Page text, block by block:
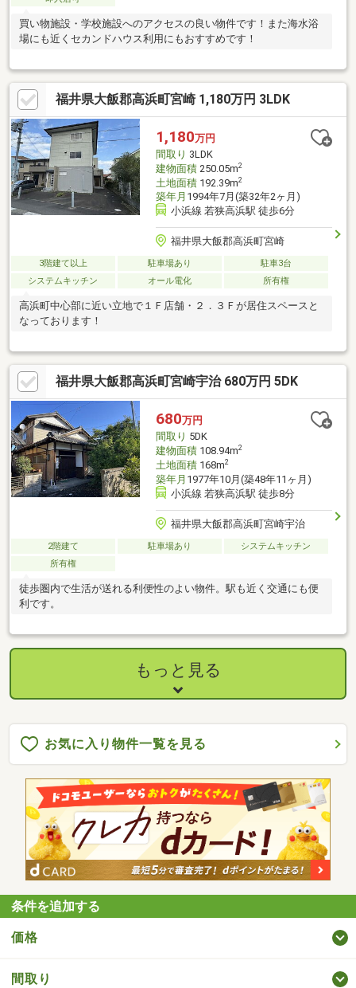
買い物施設・学校施設へのアクセスの良い物件です！また海水浴
場にも近くセカンドハウス利用にもおすすめです！
福井県大飯郡高浜町宮崎 1,180万円 3LDK
1,180万円
間取り 3LDK
建物面積250.05m2
土地面積192.39m2
築年月 1994年7月(築32年2ヶ月)
小浜線 若狭高浜駅 徒歩6分
福井県大飯郡高浜町宮崎
3階建て以上 駐車場あり
駐車3台
システムキッチン
オール電化 所有権
高浜町中心部に近い立地で１Ｆ店舗・２．３Ｆが居住スペースと
なっております！
福井県大飯郡高浜町宮崎宇治 680万円 5DK
680万円
間取り 5DK
建物面積108.94m2
土地面積168m2
築年月 1977年10月(築48年11ヶ月)
小浜線 若狭高浜駅 徒歩8分
福井県大飯郡高浜町宮崎宇治
2階建て 駐車場あり
システムキッチン
所有権
徒歩圏内で生活が送れる利便性のよい物件。駅も近く交通にも便
利です。
もっと見る
お気に入り物件一覧を見る
条件を追加する
価格
間取り